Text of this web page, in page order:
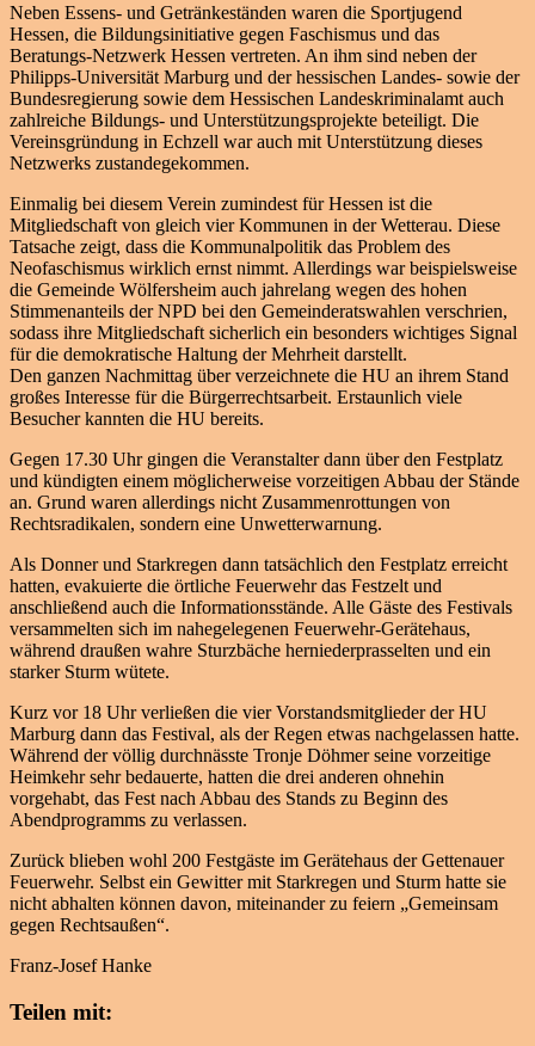
Neben Essens- und Getränkeständen waren die Sportjugend
Hessen, die Bildungsinitiative gegen Faschismus und das
Beratungs-Netzwerk Hessen vertreten. An ihm sind neben der
Philipps-Universität Marburg und der hessischen Landes- sowie der
Bundesregierung sowie dem Hessischen Landeskriminalamt auch
zahlreiche Bildungs- und Unterstützungsprojekte beteiligt. Die
Vereinsgründung in Echzell war auch mit Unterstützung dieses
Netzwerks zustandegekommen.
Einmalig bei diesem Verein zumindest für Hessen ist die
Mitgliedschaft von gleich vier Kommunen in der Wetterau. Diese
Tatsache zeigt, dass die Kommunalpolitik das Problem des
Neofaschismus wirklich ernst nimmt. Allerdings war beispielsweise
die Gemeinde Wölfersheim auch jahrelang wegen des hohen
Stimmenanteils der NPD bei den Gemeinderatswahlen verschrien,
sodass ihre Mitgliedschaft sicherlich ein besonders wichtiges Signal
für die demokratische Haltung der Mehrheit darstellt.
Den ganzen Nachmittag über verzeichnete die HU an ihrem Stand
großes Interesse für die Bürgerrechtsarbeit. Erstaunlich viele
Besucher kannten die HU bereits.
Gegen 17.30 Uhr gingen die Veranstalter dann über den Festplatz
und kündigten einem möglicherweise vorzeitigen Abbau der Stände
an. Grund waren allerdings nicht Zusammenrottungen von
Rechtsradikalen, sondern eine Unwetterwarnung.
Als Donner und Starkregen dann tatsächlich den Festplatz erreicht
hatten, evakuierte die örtliche Feuerwehr das Festzelt und
anschließend auch die Informationsstände. Alle Gäste des Festivals
versammelten sich im nahegelegenen Feuerwehr-Gerätehaus,
während draußen wahre Sturzbäche herniederprasselten und ein
starker Sturm wütete.
Kurz vor 18 Uhr verließen die vier Vorstandsmitglieder der HU
Marburg dann das Festival, als der Regen etwas nachgelassen hatte.
Während der völlig durchnässte Tronje Döhmer seine vorzeitige
Heimkehr sehr bedauerte, hatten die drei anderen ohnehin
vorgehabt, das Fest nach Abbau des Stands zu Beginn des
Abendprogramms zu verlassen.
Zurück blieben wohl 200 Festgäste im Gerätehaus der Gettenauer
Feuerwehr. Selbst ein Gewitter mit Starkregen und Sturm hatte sie
nicht abhalten können davon, miteinander zu feiern „Gemeinsam
gegen Rechtsaußen“.
Franz-Josef Hanke
Teilen mit: